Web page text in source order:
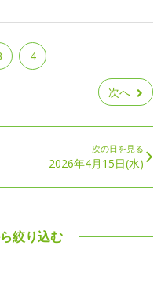
4
次へ
次の日を見る
2026年4月15日(水)
絞り込む